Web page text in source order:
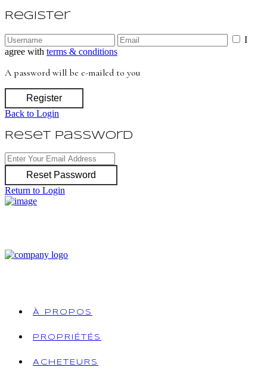
Register
I
agree with terms & conditions
A password will be e-mailed to you
Register
Back to Login
Reset Password
Reset Password
Return to Login
À PROPOS
PROPRIÉTÉS
ACHETEURS